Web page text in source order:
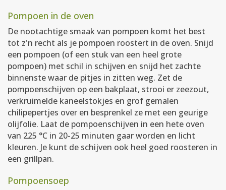
Pompoen in de oven
De nootachtige smaak van pompoen komt het best
tot z'n recht als je pompoen roostert in de oven. Snijd
een pompoen (of een stuk van een heel grote
pompoen) met schil in schijven en snijd het zachte
binnenste waar de pitjes in zitten weg. Zet de
pompoenschijven op een bakplaat, strooi er zeezout,
verkruimelde kaneelstokjes en grof gemalen
chilipepertjes over en besprenkel ze met een geurige
olijfolie. Laat de pompoenschijven in een hete oven
van 225 °C in 20-25 minuten gaar worden en licht
kleuren. Je kunt de schijven ook heel goed roosteren in
een grillpan.
Pompoensoep